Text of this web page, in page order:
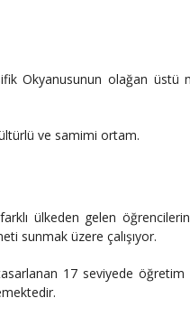
Okyanusunun olağan üstü
ve samimi ortam.
ülkeden gelen
sunmak üzere çalışıyor.
17 seviyede öğretim